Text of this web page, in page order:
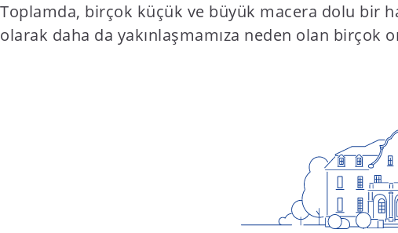
Toplamda, birçok küçük ve büyük macera dolu bir
olarak daha da yakınlaşmamıza neden olan birçok